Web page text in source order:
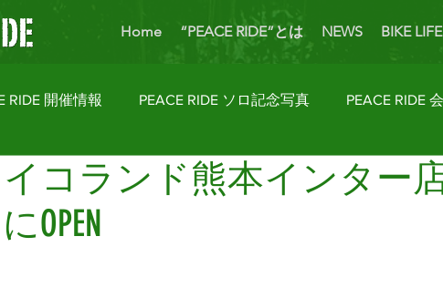
Home “PEACE RIDE”とは NEWS BIKE
RIDE 開催情報 PEACE RIDE ソロ記念写真 PEACE RIDE
ピックス Rider's Talk PICK UP BIKES ホームカミン
コランド熊本インター店
OPEN